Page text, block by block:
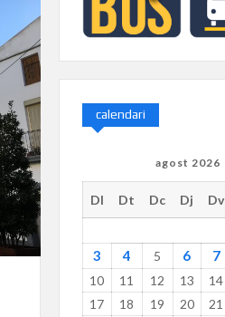
calendari
agost 2026
Dl Dt Dc Dj Dv
3
4 5 6 7
10
11 12 13 14
17
18 19 20 21